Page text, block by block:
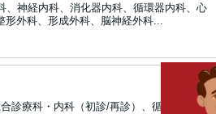
神経内科、消化器内科、循環器内科、心
外科、形成外科、脳神経外科...
診療科・内科（初診/再診）、循環器科、血